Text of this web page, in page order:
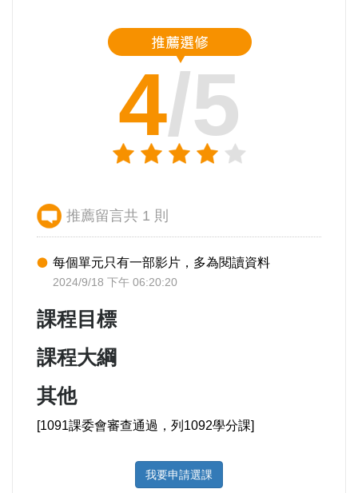
4/5
推薦留言共 1 則
每個單元只有一部影片，多為閱讀資料
2024/9/18 下午 06:20:20
課程目標
課程大綱
其他
[1091課委會審查通過，列1092學分課]
我要申請選課